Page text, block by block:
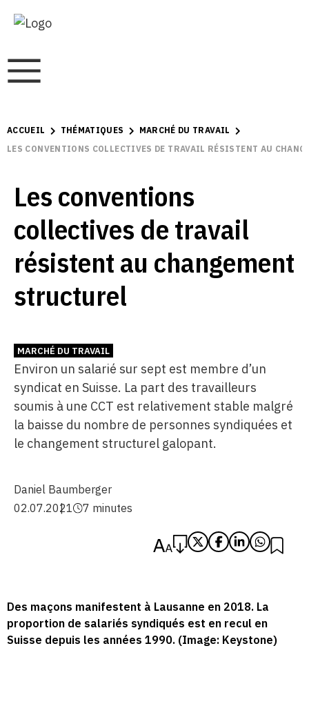
ACCUEIL THÉMATIQUES
MARCHÉ DU TRAVAIL
LES CONVENTIONS COLLECTIVES DE TRAVAIL RÉSISTENT AU
Les conventions
collectives de travail
résistent au changement
structurel
MARCHÉ DU TRAVAIL
Environ un salarié sur sept est membre d’un
syndicat en Suisse. La part des travailleurs
soumis à une CCT est relativement stable malgré
la baisse du nombre de personnes syndiquées et
le changement structurel galopant.
Daniel Baumberger
02.07.2021
7 minutes
Des maçons manifestent à Lausanne en 2018. La
proportion de salariés syndiqués est en recul en
Suisse depuis les années 1990. (Image: Keystone)